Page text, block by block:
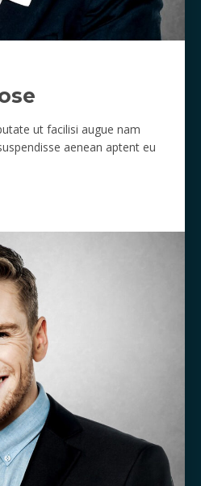
ut facilisi augue nam
aenean aptent eu